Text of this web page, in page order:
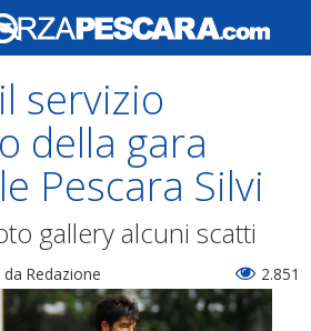
servizio
della gara
Pescara Silvi
gallery alcuni scatti
da Redazione 2.851